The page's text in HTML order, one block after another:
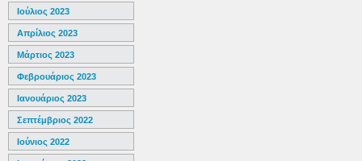
Ιούλιος 2023
Απρίλιος 2023
Μάρτιος 2023
Φεβρουάριος 2023
Ιανουάριος 2023
Σεπτέμβριος 2022
Ιούνιος 2022